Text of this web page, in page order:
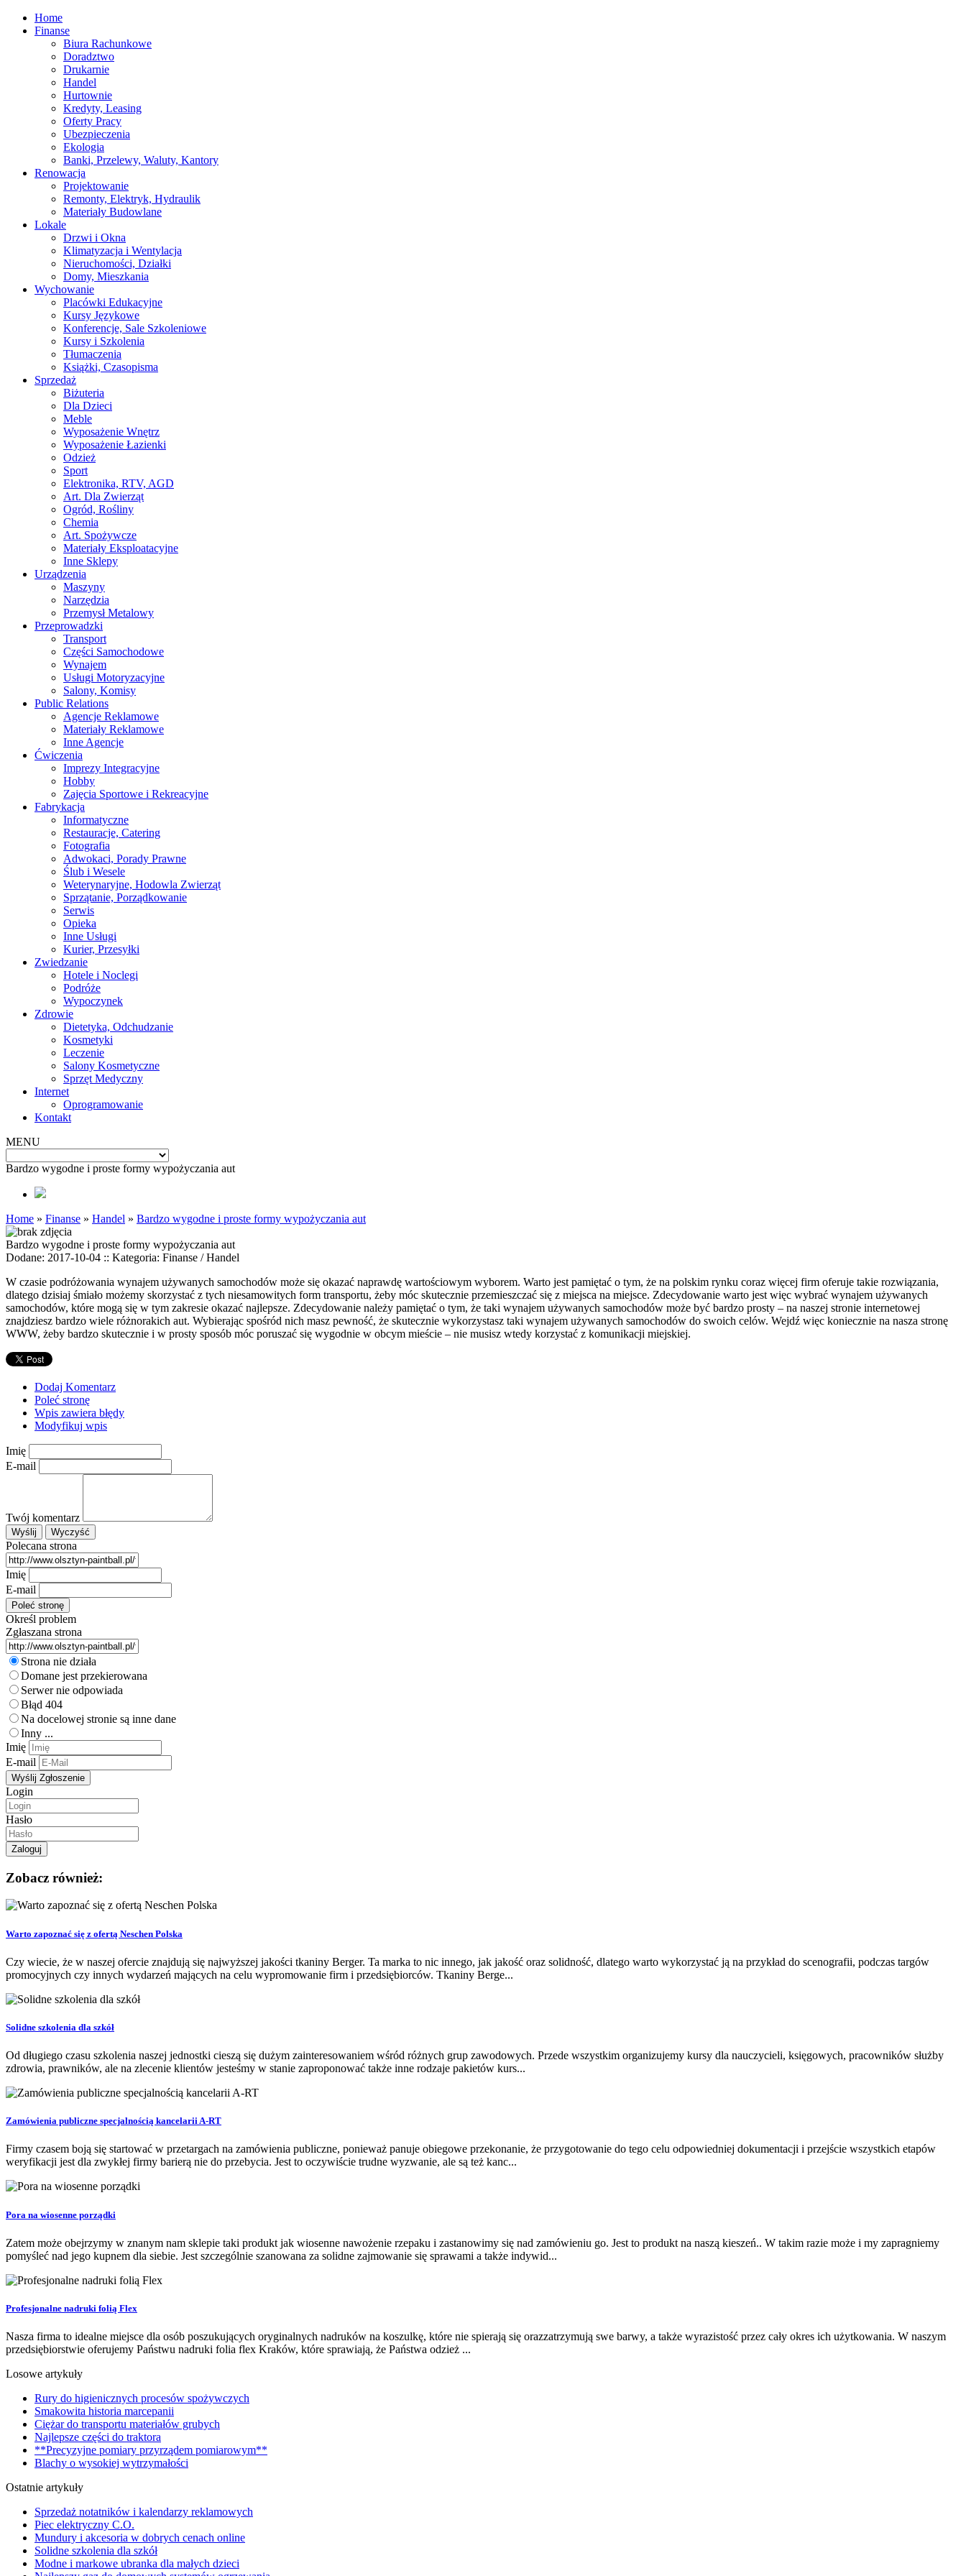
Home
Finanse
Biura Rachunkowe
Doradztwo
Drukarnie
Handel
Hurtownie
Kredyty, Leasing
Oferty Pracy
Ubezpieczenia
Ekologia
Banki, Przelewy, Waluty, Kantory
Renowacja
Projektowanie
Remonty, Elektryk, Hydraulik
Materiały Budowlane
Lokale
Drzwi i Okna
Klimatyzacja i Wentylacja
Nieruchomości, Działki
Domy, Mieszkania
Wychowanie
Placówki Edukacyjne
Kursy Językowe
Konferencje, Sale Szkoleniowe
Kursy i Szkolenia
Tłumaczenia
Książki, Czasopisma
Sprzedaż
Biżuteria
Dla Dzieci
Meble
Wyposażenie Wnętrz
Wyposażenie Łazienki
Odzież
Sport
Elektronika, RTV, AGD
Art. Dla Zwierząt
Ogród, Rośliny
Chemia
Art. Spożywcze
Materiały Eksploatacyjne
Inne Sklepy
Urządzenia
Maszyny
Narzędzia
Przemysł Metalowy
Przeprowadzki
Transport
Części Samochodowe
Wynajem
Usługi Motoryzacyjne
Salony, Komisy
Public Relations
Agencje Reklamowe
Materiały Reklamowe
Inne Agencje
Ćwiczenia
Imprezy Integracyjne
Hobby
Zajęcia Sportowe i Rekreacyjne
Fabrykacja
Informatyczne
Restauracje, Catering
Fotografia
Adwokaci, Porady Prawne
Ślub i Wesele
Weterynaryjne, Hodowla Zwierząt
Sprzątanie, Porządkowanie
Serwis
Opieka
Inne Usługi
Kurier, Przesyłki
Zwiedzanie
Hotele i Noclegi
Podróże
Wypoczynek
Zdrowie
Dietetyka, Odchudzanie
Kosmetyki
Leczenie
Salony Kosmetyczne
Sprzęt Medyczny
Internet
Oprogramowanie
Kontakt
MENU
Bardzo wygodne i proste formy wypożyczania aut
Home » Finanse » Handel » Bardzo wygodne i proste formy wypożyczania aut
Bardzo wygodne i proste formy wypożyczania aut
Dodane: 2017-10-04 :: Kategoria: Finanse / Handel
W czasie podróżowania wynajem używanych samochodów może się okazać naprawdę wartościowym wyborem. Warto jest pamiętać o tym, że na polskim rynku coraz więcej firm oferuje takie rozwiązania,
dlatego dzisiaj śmiało możemy skorzystać z tych niesamowitych form transportu, żeby móc skutecznie przemieszczać się z miejsca na miejsce. Zdecydowanie warto jest więc wybrać wynajem używanych
samochodów, które mogą się w tym zakresie okazać najlepsze. Zdecydowanie należy pamiętać o tym, że taki wynajem używanych samochodów może być bardzo prosty – na naszej stronie internetowej
znajdziesz bardzo wiele różnorakich aut. Wybierając spośród nich masz pewność, że skutecznie wykorzystasz taki wynajem używanych samochodów do swoich celów. Wejdź więc koniecznie na nasza stronę
WWW, żeby bardzo skutecznie i w prosty sposób móc poruszać się wygodnie w obcym mieście – nie musisz wtedy korzystać z komunikacji miejskiej.
Dodaj Komentarz
Poleć stronę
Wpis zawiera błędy
Modyfikuj wpis
Imię
E-mail
Twój komentarz
Polecana strona
Imię
E-mail
Określ problem
Zgłaszana strona
Strona nie działa
Domane jest przekierowana
Serwer nie odpowiada
Błąd 404
Na docelowej stronie są inne dane
Inny ...
Imię
E-mail
Login
Hasło
Zobacz również:
Warto zapoznać się z ofertą Neschen Polska
Czy wiecie, że w naszej ofercie znajdują się najwyższej jakości tkaniny Berger. Ta marka to nic innego, jak jakość oraz solidność, dlatego warto wykorzystać ją na przykład do scenografii, podczas targów
promocyjnych czy innych wydarzeń mających na celu wypromowanie firm i przedsiębiorców. Tkaniny Berge...
Solidne szkolenia dla szkół
Od długiego czasu szkolenia naszej jednostki cieszą się dużym zainteresowaniem wśród różnych grup zawodowych. Przede wszystkim organizujemy kursy dla nauczycieli, księgowych, pracowników służby
zdrowia, prawników, ale na zlecenie klientów jesteśmy w stanie zaproponować także inne rodzaje pakietów kurs...
Zamówienia publiczne specjalnością kancelarii A-RT
Firmy czasem boją się startować w przetargach na zamówienia publiczne, ponieważ panuje obiegowe przekonanie, że przygotowanie do tego celu odpowiedniej dokumentacji i przejście wszystkich etapów
weryfikacji jest dla zwykłej firmy barierą nie do przebycia. Jest to oczywiście trudne wyzwanie, ale są też kanc...
Pora na wiosenne porządki
Zatem może obejrzymy w znanym nam sklepie taki produkt jak wiosenne nawożenie rzepaku i zastanowimy się nad zamówieniu go. Jest to produkt na naszą kieszeń.. W takim razie może i my zapragniemy
pomyśleć nad jego kupnem dla siebie. Jest szczególnie szanowana za solidne zajmowanie się sprawami a także indywid...
Profesjonalne nadruki folią Flex
Nasza firma to idealne miejsce dla osób poszukujących oryginalnych nadruków na koszulkę, które nie spierają się orazzatrzymują swe barwy, a także wyrazistość przez cały okres ich użytkowania. W naszym
przedsiębiorstwie oferujemy Państwu nadruki folia flex Kraków, które sprawiają, że Państwa odzież ...
Losowe artykuły
Rury do higienicznych procesów spożywczych
Smakowita historia marcepanii
Ciężar do transportu materiałów grubych
Najlepsze części do traktora
**Precyzyjne pomiary przyrządem pomiarowym**
Blachy o wysokiej wytrzymałości
Ostatnie artykuły
Sprzedaż notatników i kalendarzy reklamowych
Piec elektryczny C.O.
Mundury i akcesoria w dobrych cenach online
Solidne szkolenia dla szkół
Modne i markowe ubranka dla małych dzieci